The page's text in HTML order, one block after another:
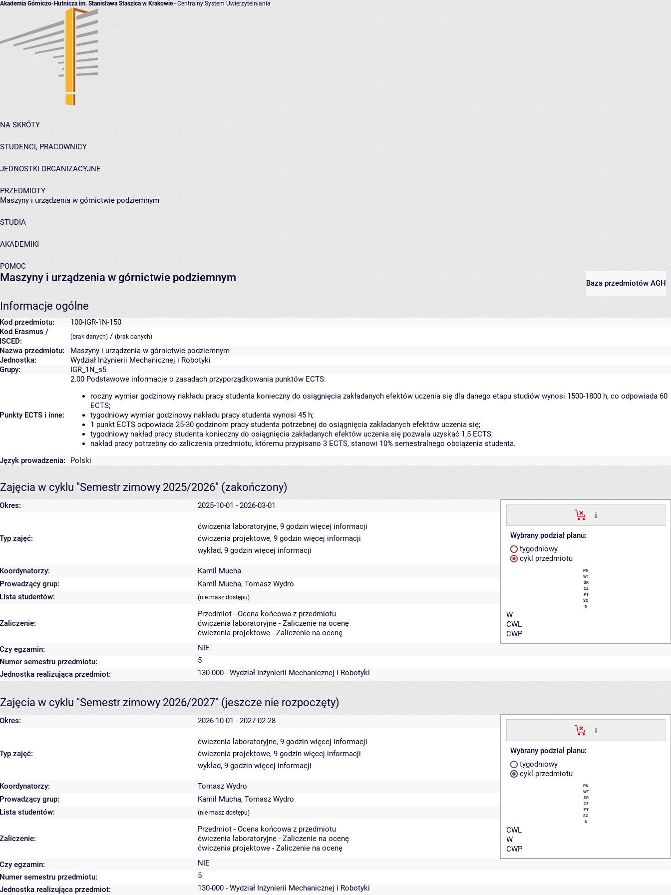
Akademia Górniczo-Hutnicza im. Stanisława Staszica w Krakowie- Centralny System Uwierzytelniania
NA SKRÓTY
STUDENCI, PRACOWNICY
JEDNOSTKI ORGANIZACYJNE
PRZEDMIOTY
Maszyny i urządzenia w górnictwie podziemnym
STUDIA
AKADEMIKI
POMOC
Baza przedmiotów AGH
Maszyny i urządzenia w górnictwie podziemnym
Informacje ogólne
Kod przedmiotu:
100-IGR-1N-150
Kod Erasmus /
ISCED:
(brak danych) / (brak danych)
Nazwa przedmiotu:
Maszyny i urządzenia w górnictwie podziemnym
Jednostka:
Wydział Inżynierii Mechanicznej i Robotyki
Grupy:
IGR_1N_s5
Punkty ECTS i inne:
2.00 Podstawowe informacje o zasadach przyporządkowania punktów ECTS:
roczny wymiar godzinowy nakładu pracy studenta konieczny do osiągnięcia zakładanych efektów uczenia się dla danego etapu studiów wynosi 1500-1800 h, co odpowiada 60
ECTS;
tygodniowy wymiar godzinowy nakładu pracy studenta wynosi 45 h;
1 punkt ECTS odpowiada 25-30 godzinom pracy studenta potrzebnej do osiągnięcia zakładanych efektów uczenia się;
tygodniowy nakład pracy studenta konieczny do osiągnięcia zakładanych efektów uczenia się pozwala uzyskać 1,5 ECTS;
nakład pracy potrzebny do zaliczenia przedmiotu, któremu przypisano 3 ECTS, stanowi 10% semestralnego obciążenia studenta.
Język prowadzenia:
Polski
Zajęcia w cyklu "Semestr zimowy 2025/2026" (zakończony)
Okres: 2025-10-01 - 2026-03-01
Wybrany podział planu:
tygodniowy
cykl przedmiotu
PN
WT
ŚR
CZ
PT
SO
N
W
CWL
CWP
Typ zajęć:
ćwiczenia laboratoryjne, 9 godzin więcej informacji
ćwiczenia projektowe, 9 godzin więcej informacji
wykład, 9 godzin więcej informacji
Koordynatorzy:
Kamil Mucha
Prowadzący grup:
Kamil Mucha, Tomasz Wydro
Lista studentów:
(nie masz dostępu)
Zaliczenie:
Przedmiot - Ocena końcowa z przedmiotu
ćwiczenia laboratoryjne - Zaliczenie na ocenę
ćwiczenia projektowe - Zaliczenie na ocenę
Czy egzamin:
NIE
Numer semestru przedmiotu:
5
Jednostka realizująca przedmiot:
130-000 - Wydział Inżynierii Mechanicznej i Robotyki
Zajęcia w cyklu "Semestr zimowy 2026/2027" (jeszcze nie rozpoczęty)
Okres: 2026-10-01 - 2027-02-28
Wybrany podział planu:
tygodniowy
cykl przedmiotu
PN
WT
ŚR
CZ
PT
SO
N
CWL
W
CWP
Typ zajęć:
ćwiczenia laboratoryjne, 9 godzin więcej informacji
ćwiczenia projektowe, 9 godzin więcej informacji
wykład, 9 godzin więcej informacji
Koordynatorzy:
Tomasz Wydro
Prowadzący grup:
Kamil Mucha, Tomasz Wydro
Lista studentów:
(nie masz dostępu)
Zaliczenie:
Przedmiot - Ocena końcowa z przedmiotu
ćwiczenia laboratoryjne - Zaliczenie na ocenę
ćwiczenia projektowe - Zaliczenie na ocenę
Czy egzamin:
NIE
Numer semestru przedmiotu:
5
Jednostka realizująca przedmiot:
130-000 - Wydział Inżynierii Mechanicznej i Robotyki